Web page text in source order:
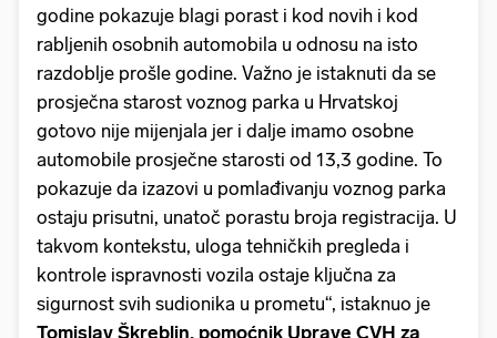
godine pokazuje blagi porast i kod novih i kod
rabljenih osobnih automobila u odnosu na isto
razdoblje prošle godine. Važno je istaknuti da se
prosječna starost voznog parka u Hrvatskoj
gotovo nije mijenjala jer i dalje imamo osobne
automobile prosječne starosti od 13,3 godine. To
pokazuje da izazovi u pomlađivanju voznog parka
ostaju prisutni, unatoč porastu broja registracija. U
takvom kontekstu, uloga tehničkih pregleda i
kontrole ispravnosti vozila ostaje ključna za
sigurnost svih sudionika u prometu“, istaknuo je
Tomislav Škreblin, pomoćnik Uprave CVH za